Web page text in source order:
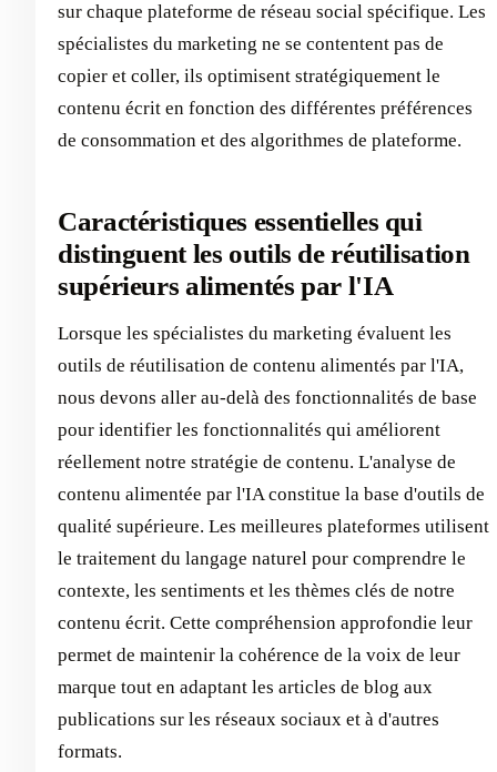
sur chaque plateforme de réseau social spécifique. Les
spécialistes du marketing ne se contentent pas de
copier et coller, ils optimisent stratégiquement le
contenu écrit en fonction des différentes préférences
de consommation et des algorithmes de plateforme.
Caractéristiques essentielles qui
distinguent les outils de réutilisation
supérieurs alimentés par l'IA
Lorsque les spécialistes du marketing évaluent les
outils de réutilisation de contenu alimentés par l'IA,
nous devons aller au-delà des fonctionnalités de base
pour identifier les fonctionnalités qui améliorent
réellement notre stratégie de contenu. L'analyse de
contenu alimentée par l'IA constitue la base d'outils de
qualité supérieure. Les meilleures plateformes utilisent
le traitement du langage naturel pour comprendre le
contexte, les sentiments et les thèmes clés de notre
contenu écrit. Cette compréhension approfondie leur
permet de maintenir la cohérence de la voix de leur
marque tout en adaptant les articles de blog aux
publications sur les réseaux sociaux et à d'autres
formats.